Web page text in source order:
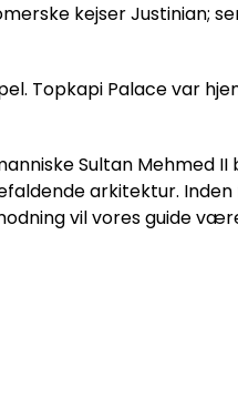
kejser Justinian;
Topkapi Palace var
Sultan Mehmed II
arkitektur.
vil vores guide